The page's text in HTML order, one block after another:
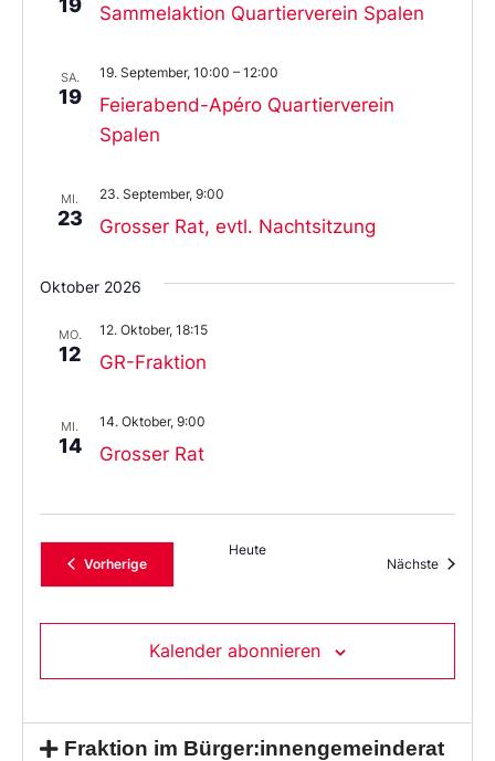
19 Sammelaktion Quartierverein Spalen
SA.
19
Feierabend-Apéro Quartierverein
Spalen
19. September, 10:00 – 12:00
MI.
23 Grosser Rat, evtl. Nachtsitzung
23. September, 9:00
Oktober 2026
MO.
12 GR-Fraktion
12. Oktober, 18:15
MI.
14 Grosser Rat
14. Oktober, 9:00
VorherigeVeranstaltungen
Heute
Nächste
Kalender abonnieren
Fraktion im Bürger:innengemeinderat